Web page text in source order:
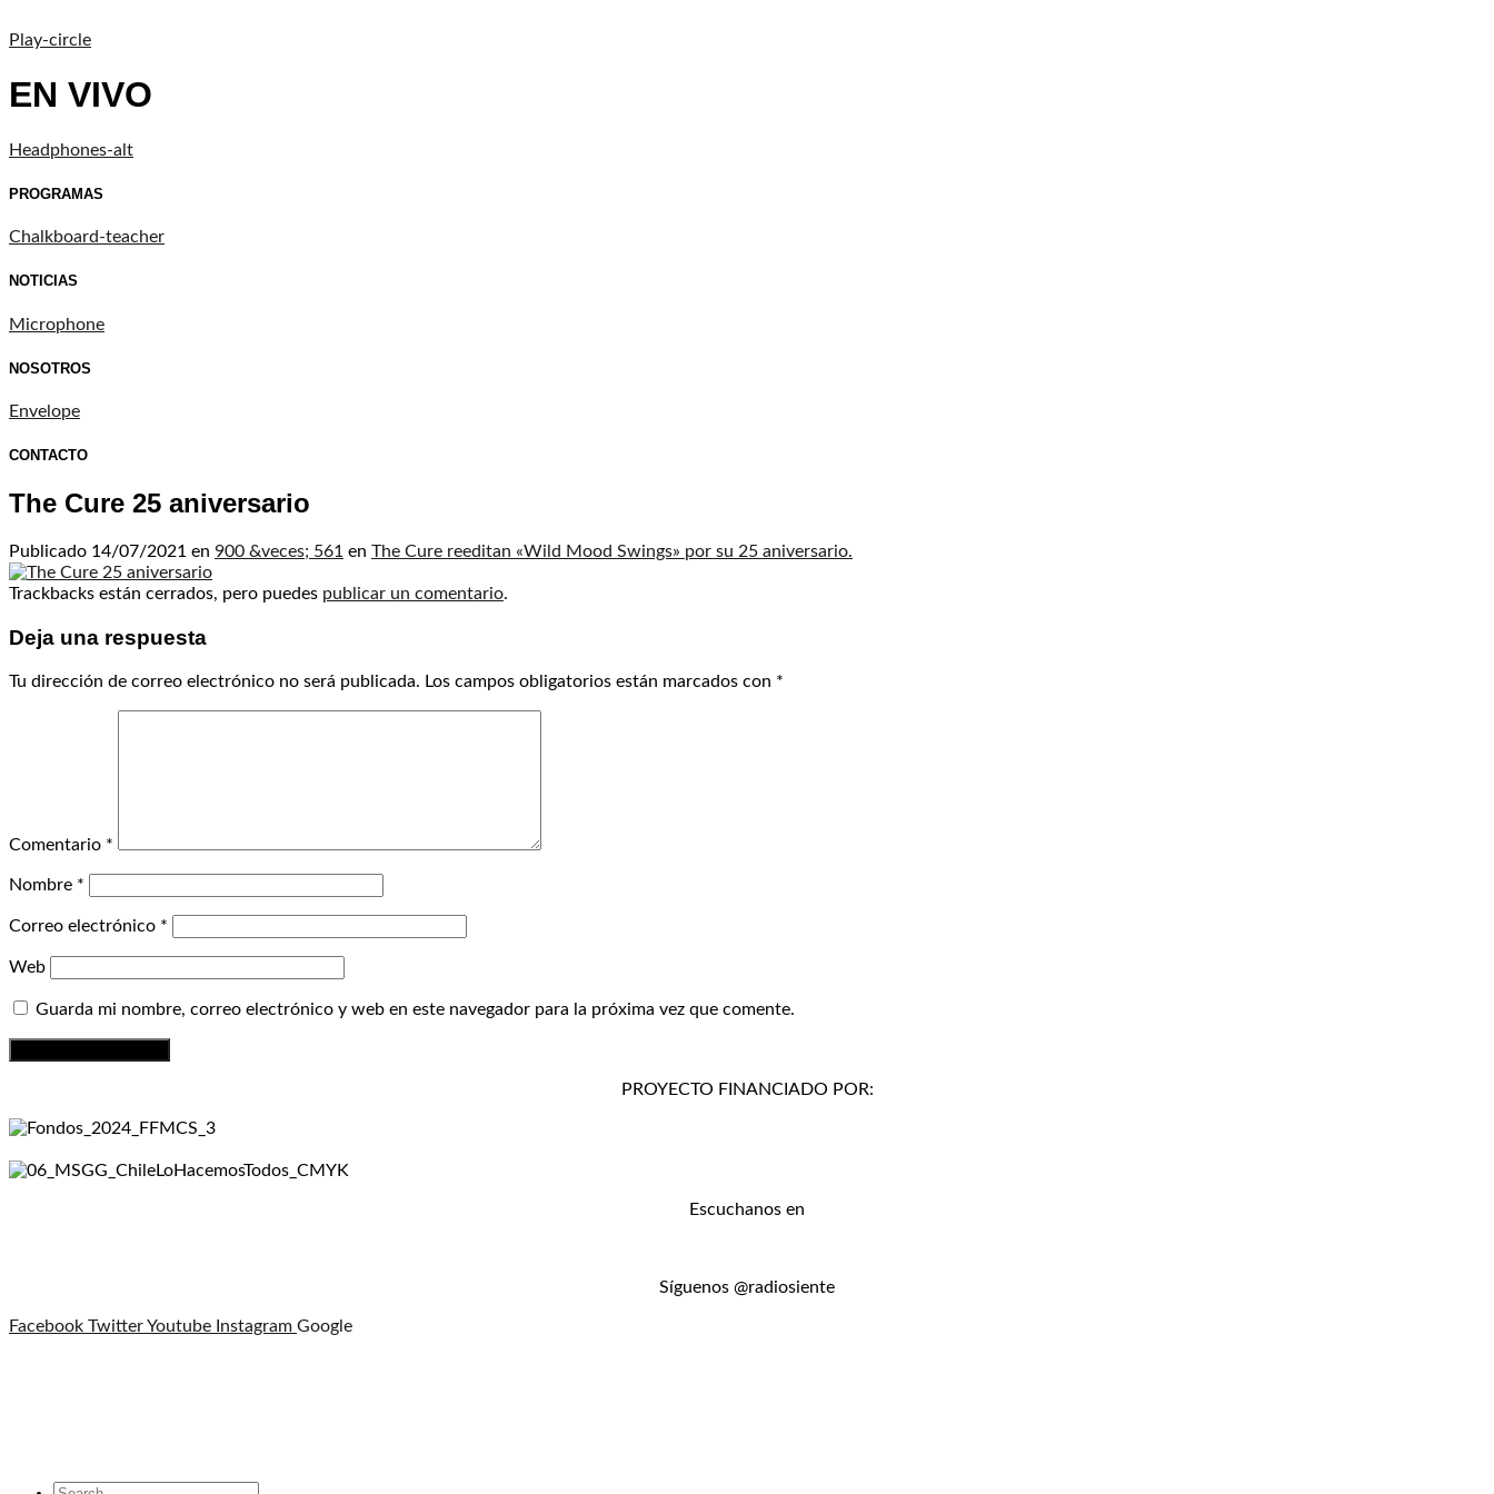
Play-circle
EN VIVO
Headphones-alt
PROGRAMAS
Chalkboard-teacher
NOTICIAS
Microphone
NOSOTROS
Envelope
CONTACTO
The Cure 25 aniversario
Publicado 14/07/2021 en 900 &veces; 561 en The Cure reeditan «Wild Mood Swings» por su 25 aniversario.
Trackbacks están cerrados, pero puedes publicar un comentario.
Deja una respuesta
Tu dirección de correo electrónico no será publicada. Los campos obligatorios están marcados con *
Comentario *
Nombre *
Correo electrónico *
Web
Guarda mi nombre, correo electrónico y web en este navegador para la próxima vez que comente.
PROYECTO FINANCIADO POR:
Escuchanos en
Síguenos @radiosiente
Facebook TwitterYoutube Instagram Google